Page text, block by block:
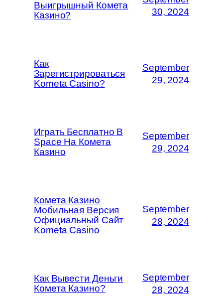
Выигрышный Комета
Казино?
30, 2024
Как
Зарегистрироваться
Kometa Casino?
September
29, 2024
Играть Бесплатно В
Space На Комета
Казино
September
29, 2024
Комета Казино
Мобильная Версия
Официальный Сайт
Kometa Casino
September
28, 2024
Как Вывести Деньги
Комета Казино?
September
28, 2024